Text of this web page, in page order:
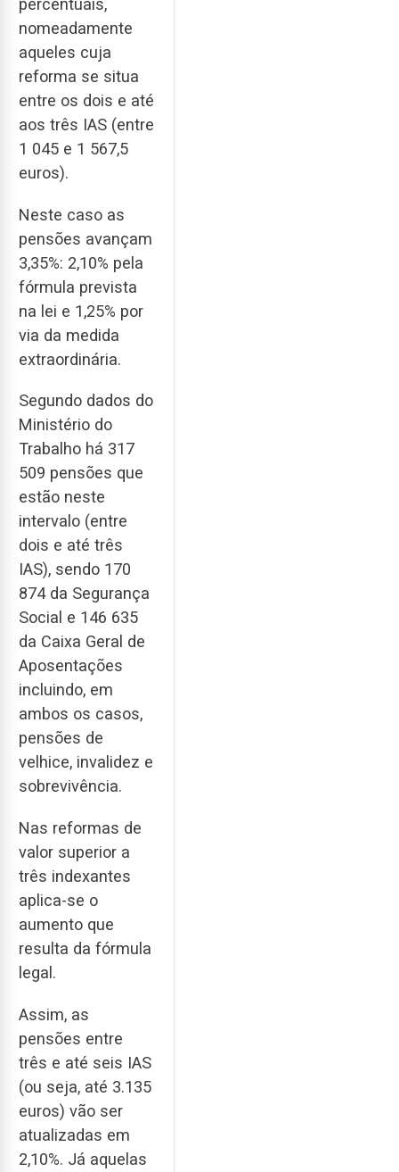
percentuais,
nomeadamente
aqueles cuja
reforma se situa
entre os dois e até
aos três IAS (entre
1 045 e 1 567,5
euros).
Neste caso as
pensões avançam
3,35%: 2,10% pela
fórmula prevista
na lei e 1,25% por
via da medida
extraordinária.
Segundo dados do
Ministério do
Trabalho há 317
509 pensões que
estão neste
intervalo (entre
dois e até três
IAS), sendo 170
874 da Segurança
Social e 146 635
da Caixa Geral de
Aposentações
incluindo, em
ambos os casos,
pensões de
velhice, invalidez e
sobrevivência.
Nas reformas de
valor superior a
três indexantes
aplica-se o
aumento que
resulta da fórmula
legal.
Assim, as
pensões entre
três e até seis IAS
(ou seja, até 3.135
euros) vão ser
atualizadas em
2,10%. Já aquelas